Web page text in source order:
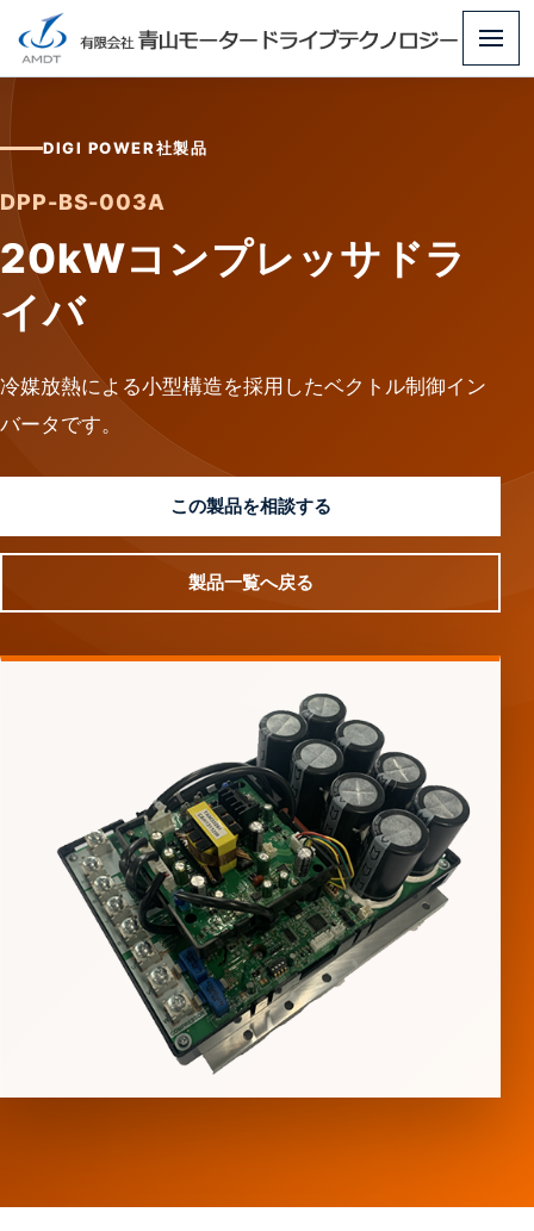
メ
DIGI POWER社製品
DPP-BS-003A
20kWコンプレッサドラ
イバ
冷媒放熱による小型構造を採用したベクトル制御イン
バータです。
この製品を相談する
製品一覧へ戻る